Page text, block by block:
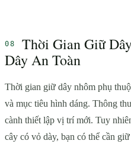
Thời Gian Giữ
Dây An Toàn
Thời gian giữ dây nhôm phụ
và mục tiêu hình dáng. Thông
cành thiết lập vị trí mới. Tuy
cây có vỏ dày, bạn có thể cần